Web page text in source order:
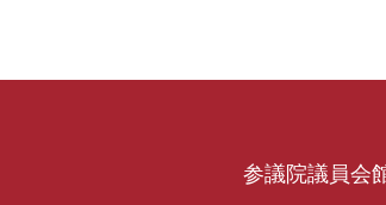
参議院議員会